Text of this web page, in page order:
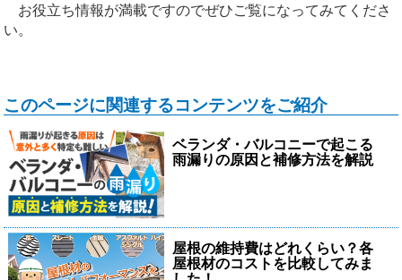
お役立ち情報が満載ですのでぜひご覧になってみてくださ
い。
このページに関連するコンテンツをご紹介
ベランダ・バルコニーで起こる
雨漏りの原因と補修方法を解説
屋根の維持費はどれくらい？各
屋根材のコストを比較してみま